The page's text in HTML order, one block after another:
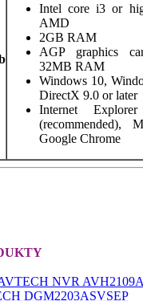
Intel core i3 or
AMD
2GB RAM
AGP graphics
32MB RAM
Windows 10,
DirectX 9.0 or later
Internet
(recommended),
Google Chrome